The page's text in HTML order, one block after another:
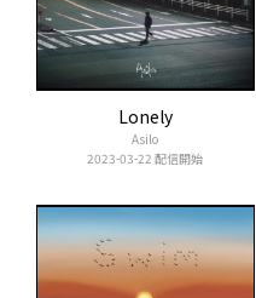
Lonely
Asilo
2023-03-22 配信開始